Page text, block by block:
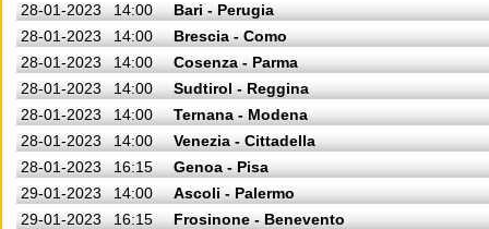
28-01-2023
14:00
Bari - Perugia
28-01-2023
14:00
Brescia - Como
28-01-2023
14:00
Cosenza - Parma
28-01-2023
14:00
Sudtirol - Reggina
28-01-2023
14:00
Ternana - Modena
28-01-2023
14:00
Venezia - Cittadella
28-01-2023
16:15
Genoa - Pisa
29-01-2023
14:00
Ascoli - Palermo
29-01-2023
16:15 Frosinone - Benevento